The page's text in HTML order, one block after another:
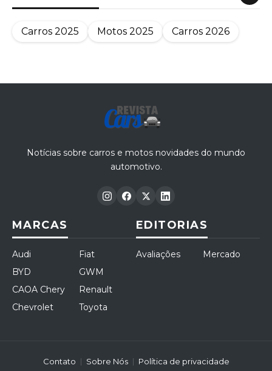
Carros 2025 Motos 2025 Carros 2026
Notícias sobre carros e motos novidades do mundo
automotivo.
MARCAS
Audi
BYD
CAOA Chery
Chevrolet
Fiat
GWM
Renault
Toyota
EDITORIAS
Avaliações Mercado
Contato Sobre Nós Política de privacidade